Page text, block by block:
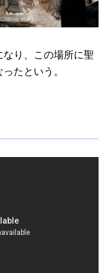
り、この場所に聖
たという。